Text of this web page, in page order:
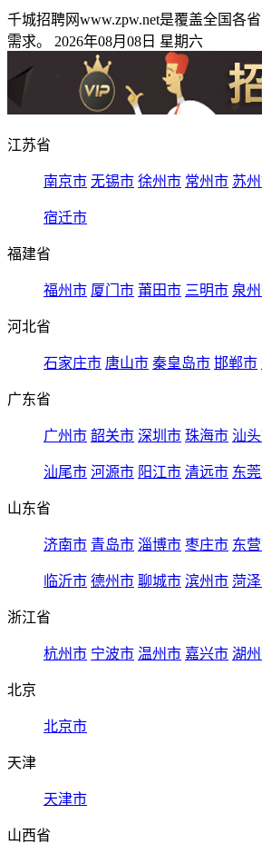
千城招聘网www.zpw.net是覆盖全国各
需求。 2026年08月08日 星期六
江苏省
南京市 无锡市 徐州市 常州市 苏
宿迁市
福建省
福州市 厦门市 莆田市 三明市 泉
河北省
石家庄市 唐山市 秦皇岛市 邯郸市
广东省
广州市 韶关市 深圳市 珠海市 汕
汕尾市 河源市 阳江市 清远市 东
山东省
济南市 青岛市 淄博市 枣庄市 东
临沂市 德州市 聊城市 滨州市 菏
浙江省
杭州市 宁波市 温州市 嘉兴市 湖
北京
北京市
天津
天津市
山西省